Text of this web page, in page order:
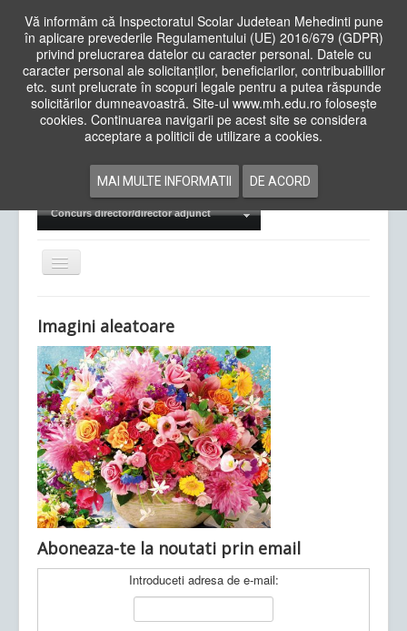
Vă informăm că Inspectoratul Scolar Judetean Mehedinti pune
în aplicare prevederile Regulamentului (UE) 2016/679 (GDPR)
privind prelucrarea datelor cu caracter personal. Datele cu
caracter personal ale solicitanților, beneficiarilor, contribuabililor
etc. sunt prelucrate în scopuri legale pentru a putea răspunde
solicitărilor dumneavoastră. Site-ul www.mh.edu.ro folosește
cookies. Continuarea navigarii pe acest site se considera
acceptare a politicii de utilizare a cookies.
MAI MULTE INFORMATII DE ACORD
Cauta
in
siteAcasa Cadre Didactice
Examene Naționale
Concurs director/director adjunct
Comută
navigarea
Ultimele articole: Vi, 04.11.2022 -Inspectoratul Școlar
Județean Mehedinți
Imagini aleatoare
Aboneaza-te la noutati prin email
Introduceti adresa de e-mail: